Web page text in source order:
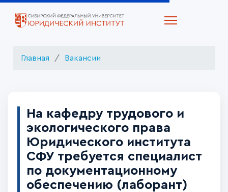
Главная Вакансии
На кафедру трудового и
экологического права
Юридического института
СФУ требуется специалист
по документационному
обеспечению (лаборант)